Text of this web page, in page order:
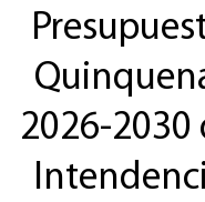
2026-2030